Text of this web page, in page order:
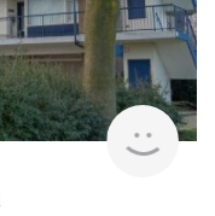
rent